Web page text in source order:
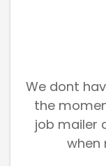
We dont
the
job mailer
when